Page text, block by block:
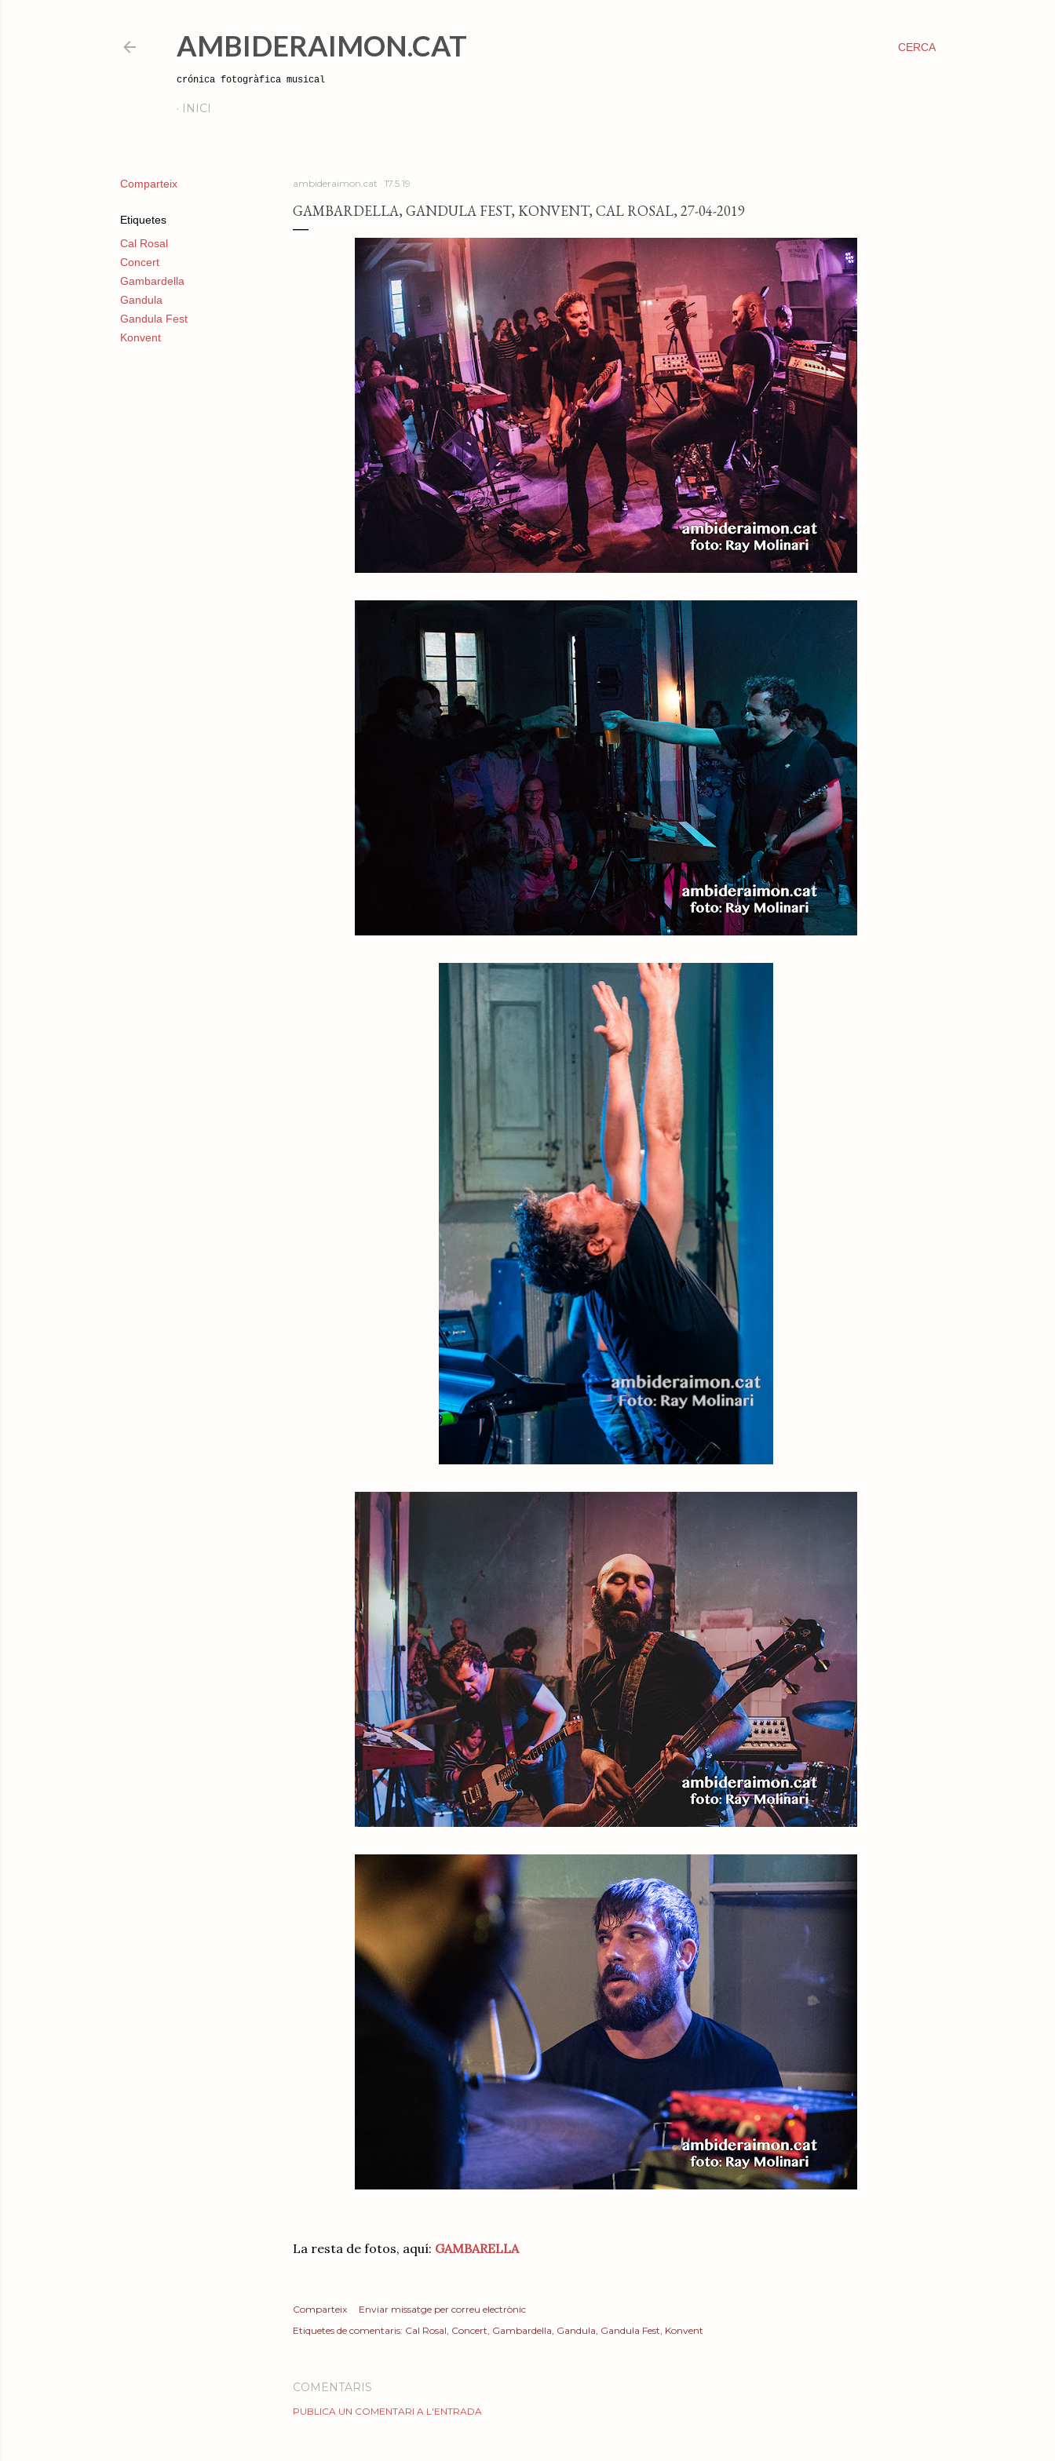
CERCA
AMBIDERAIMON.CAT
crónica fotogràfica musical
INICI
Comparteix
Etiquetes
Cal Rosal
Concert
Gambardella
Gandula
Gandula Fest
Konvent
ambideraimon.cat 17.5.19
GAMBARDELLA, GANDULA FEST, KONVENT, CAL ROSAL, 27-04-2019
La resta de fotos, aquí: GAMBARELLA
Comparteix
Enviar missatge per correu electrònic
Etiquetes de comentaris: Cal Rosal Concert Gambardella Gandula Gandula Fest Konvent
COMENTARIS
PUBLICA UN COMENTARI A L'ENTRADA